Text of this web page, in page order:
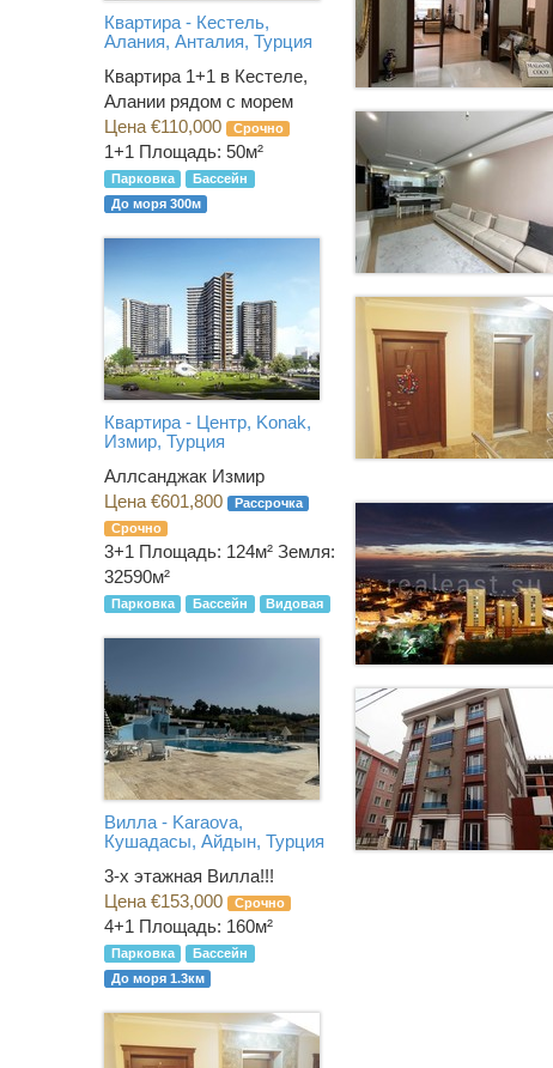
Квартира - Кестель,
Алания, Анталия, Турция
Квартира 1+1 в Кестеле,
Алании рядом с морем
Цена €110,000
Срочно
1+1 Площадь: 50м²
Парковка
Бассейн
До моря 300м
Квартира - Центр, Konak,
Измир, Турция
Аллсанджак Измир
Цена €601,800
Рассрочка
Срочно
3+1 Площадь: 124м² Земля:
32590м²
Парковка Бассейн Видовая
Вилла - Karaova,
Кушадасы, Айдын, Турция
3-х этажная Вилла!!!
Цена €153,000
Срочно
4+1 Площадь: 160м²
Парковка
Бассейн
До моря 1.3км